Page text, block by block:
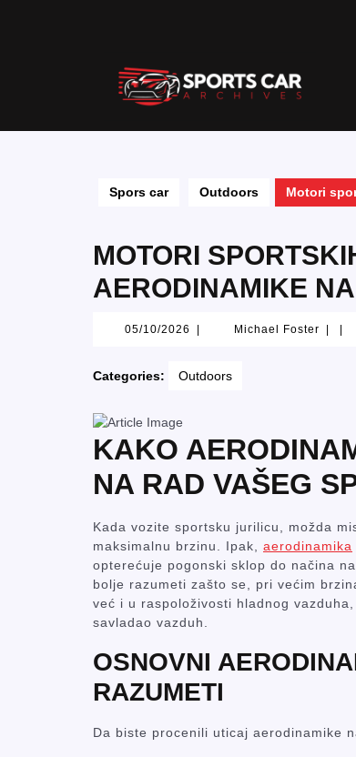
Spors car Outdoors Motori
MOTORI
AERODINAMIKE
05/10/2026 05/10/2026Michael Foster
Categories: Outdoors
KAKO
NA RAD VAŠEG
Kada vozite sportsku jurilicu, možda
maksimalnu brzinu. Ipak, aerodinamika
opterećuje pogonski sklop do načina
bolje razumeti zašto se, pri većim
već i u raspoloživosti hladnog
savladao vazduh.
OSNOVNI
RAZUMETI
Da biste procenili uticaj aerodinamike